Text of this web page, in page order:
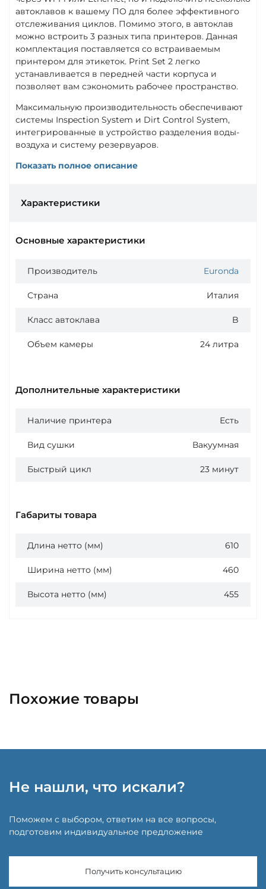
автоклавов к вашему ПО для более эффективного
отслеживания циклов. Помимо этого, в автоклав
можно встроить 3 разных типа принтеров. Данная
комплектация поставляется со встраиваемым
принтером для этикеток. Print Set 2 легко
устанавливается в передней части корпуса и
позволяет вам сэкономить рабочее пространство.
Максимальную производительность обеспечивают
системы Inspection System и Dirt Control System,
интегрированные в устройство разделения воды-
воздуха и систему резервуаров.
Показать полное описание
Характеристики
Основные характеристики
Производитель Euronda
Страна Италия
Класс автоклава B
Объем камеры 24 литра
Дополнительные характеристики
Наличие принтера Есть
Вид сушки Вакуумная
Быстрый цикл 23 минут
Габариты товара
Длина нетто (мм) 610
Ширина нетто (мм) 460
Высота нетто (мм) 455
Похожие товары
Не нашли, что искали?
Поможем с выбором, ответим на все вопросы,
подготовим индивидуальное предложение
Получить консультацию